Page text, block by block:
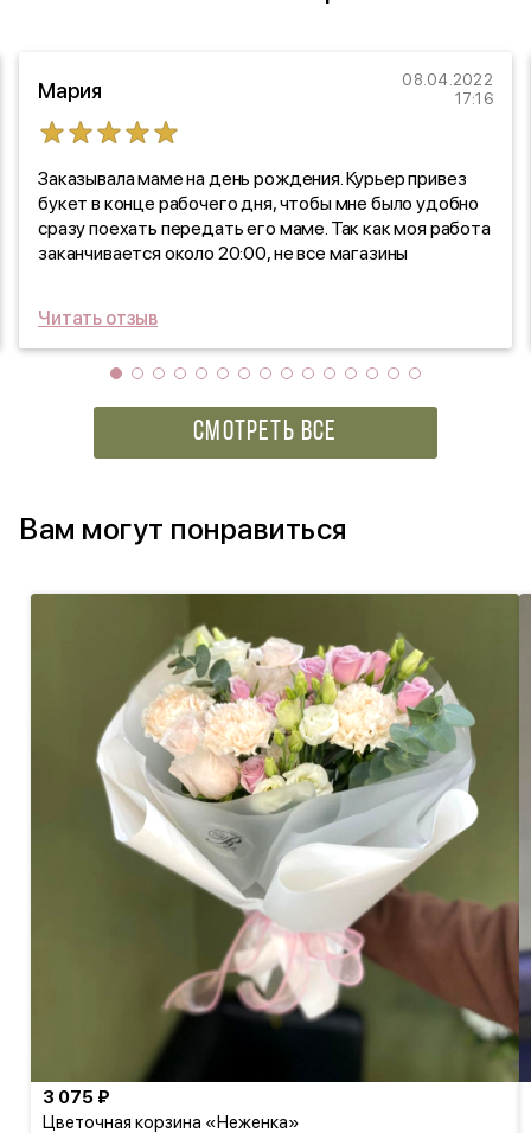
Мария
08.04.2022
17:16
Заказывала маме на день рождения. Курьер привез
букет в конце рабочего дня, чтобы мне было удобно
сразу поехать передать его маме. Так как моя работа
заканчивается около 20:00, не все магазины
скоро его ждать.
Читать отзыв
СМОТРЕТЬ ВСЕ
Вам могут понравиться
Цветочная корзина «Неженка»
3 075 ₽